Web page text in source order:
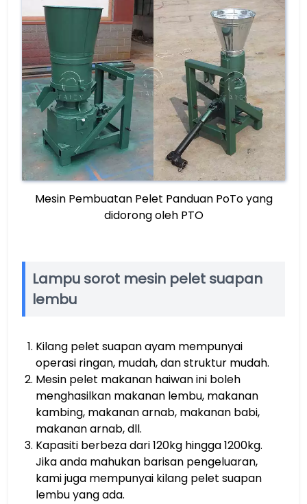
Mesin Pembuatan Pelet Panduan PoTo yang
didorong oleh PTO
Lampu sorot mesin pelet suapan
lembu
Kilang pelet suapan ayam mempunyai
operasi ringan, mudah, dan struktur mudah.
Mesin pelet makanan haiwan ini boleh
menghasilkan makanan lembu, makanan
kambing, makanan arnab, makanan babi,
makanan arnab, dll.
Kapasiti berbeza dari 120kg hingga 1200kg.
Jika anda mahukan barisan pengeluaran,
kami juga mempunyai kilang pelet suapan
lembu yang ada.